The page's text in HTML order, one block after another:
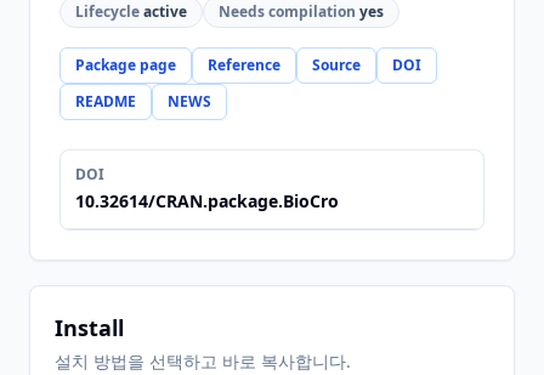
Lifecycleactive Needs compilation yes
Package page Reference Source
DOI
README
NEWS
DOI
10.32614/CRAN.package.BioCro
Install
설치 방법을 선택하고 바로 복사합니다.